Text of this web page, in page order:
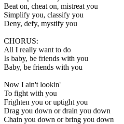
Beat on, cheat on, mistreat you
Simplify you, classify you
Deny, defy, mystify you
CHORUS:
All I really want to do
Is baby, be friends with you
Baby, be friends with you
Now I ain't lookin'
To fight with you
Frighten you or uptight you
Drag you down or drain you down
Chain you down or bring you down